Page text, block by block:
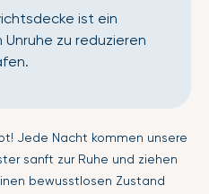
ist ein
zu reduzieren
Jede Nacht kommen unsere
sanft zur Ruhe und ziehen
bewusstlosen Zustand